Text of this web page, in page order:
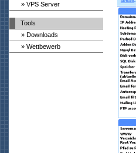
» VPS Server
Tools
» Downloads
» Wettbewerb